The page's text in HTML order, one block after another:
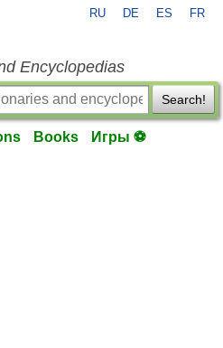
RU DE ES FR
Encyclopedias
Search!
Books Игры ⚽